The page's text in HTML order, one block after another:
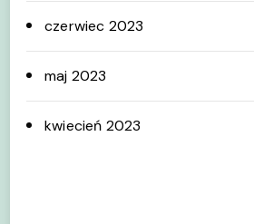
czerwiec 2023
maj 2023
kwiecień 2023